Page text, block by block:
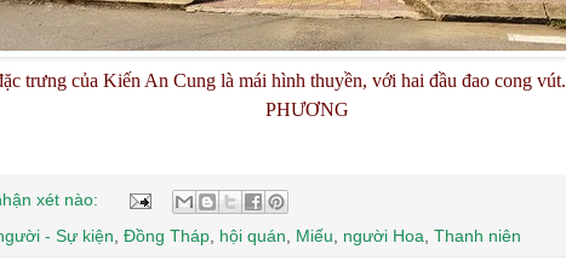
trưng của Kiến An Cung là mái hình thuyền, với hai đầu đao cong vút.
PHƯƠNG
xét nào:
- Sự kiện Đồng Tháp hội quán Miếu người Hoa Thanh niên